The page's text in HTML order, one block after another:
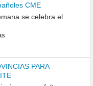
CME
se celebra el
PARA